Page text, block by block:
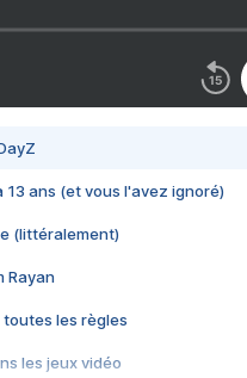
13 ans (et vous l'avez ignoré)
(littéralement)
Rayan
toutes les règles
les jeux vidéo